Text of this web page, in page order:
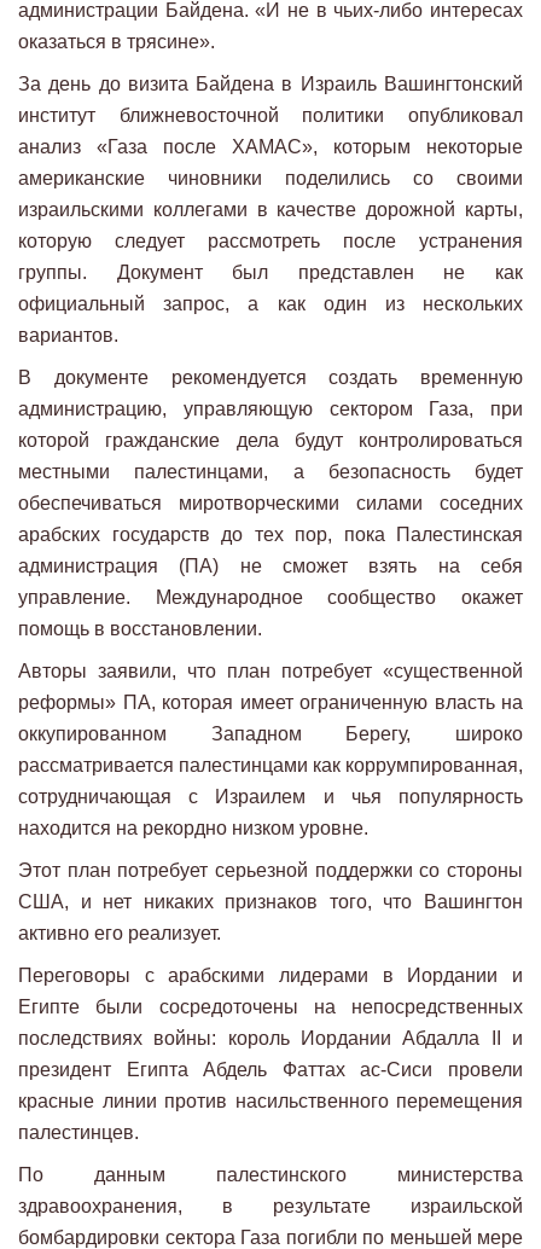
администрации Байдена. «И не в чьих-либо интересах
оказаться в трясине».
За день до визита Байдена в Израиль Вашингтонский
институт ближневосточной политики опубликовал
анализ «Газа после ХАМАС», ​​которым некоторые
американские чиновники поделились со своими
израильскими коллегами в качестве дорожной карты,
которую следует рассмотреть после устранения
группы. Документ был представлен не как
официальный запрос, а как один из нескольких
вариантов.
В документе рекомендуется создать временную
администрацию, управляющую сектором Газа, при
которой гражданские дела будут контролироваться
местными палестинцами, а безопасность будет
обеспечиваться миротворческими силами соседних
арабских государств до тех пор, пока Палестинская
администрация (ПА) не сможет взять на себя
управление. Международное сообщество окажет
помощь в восстановлении.
Авторы заявили, что план потребует «существенной
реформы» ПА, которая имеет ограниченную власть на
оккупированном Западном Берегу, широко
рассматривается палестинцами как коррумпированная,
сотрудничающая с Израилем и чья популярность
находится на рекордно низком уровне.
Этот план потребует серьезной поддержки со стороны
США, и нет никаких признаков того, что Вашингтон
активно его реализует.
Переговоры с арабскими лидерами в Иордании и
Египте были сосредоточены на непосредственных
последствиях войны: король Иордании Абдалла II и
президент Египта Абдель Фаттах ас-Сиси провели
красные линии против насильственного перемещения
палестинцев.
По данным палестинского министерства
здравоохранения, в результате израильской
бомбардировки сектора Газа погибли по меньшей мере